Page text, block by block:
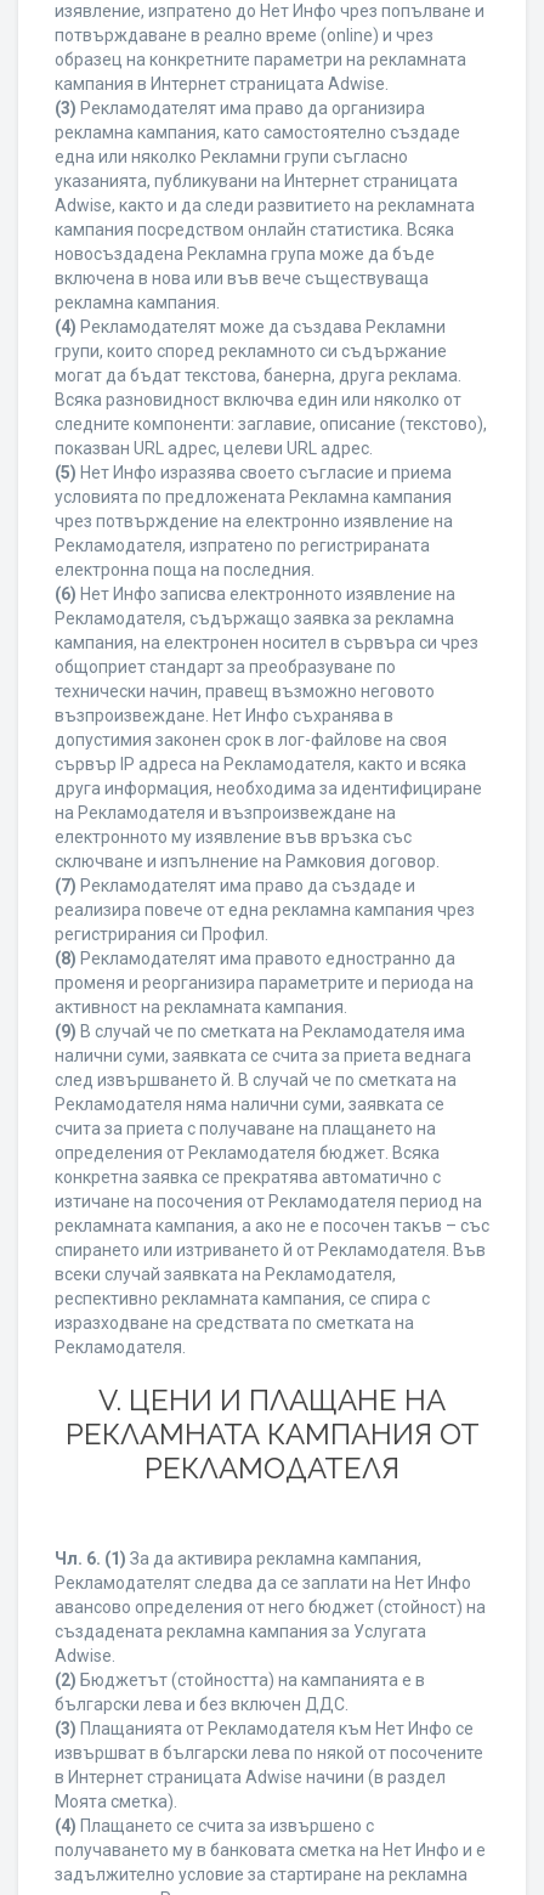
изявление, изпратено до Нет Инфо чрез попълване и
потвърждаване в реално време (online) и чрез
образец на конкретните параметри на рекламната
кампания в Интернет страницата Adwise.
(3) Рекламодателят има право да организира
рекламна кампания, като самостоятелно създаде
една или няколко Рекламни групи съгласно
указанията, публикувани на Интернет страницата
Adwise, както и да следи развитието на рекламната
кампания посредством онлайн статистика. Всяка
новосъздадена Рекламна група може да бъде
включена в нова или във вече съществуваща
рекламна кампания.
(4) Рекламодателят може да създава Рекламни
групи, които според рекламното си съдържание
могат да бъдат текстова, банерна, друга реклама.
Всяка разновидност включва един или няколко от
следните компоненти: заглавие, описание (текстово),
показван URL адрес, целеви URL адрес.
(5) Нет Инфо изразява своето съгласие и приема
условията по предложената Рекламна кампания
чрез потвърждение на електронно изявление на
Рекламодателя, изпратено по регистрираната
електронна поща на последния.
(6) Нет Инфо записва електронното изявление на
Рекламодателя, съдържащо заявка за рекламна
кампания, на електронен носител в сървъра си чрез
общоприет стандарт за преобразуване по
технически начин, правещ възможно неговото
възпроизвеждане. Нет Инфо съхранява в
допустимия законен срок в лог-файлове на своя
сървър IP адреса на Рекламодателя, както и всяка
друга информация, необходима за идентифициране
на Рекламодателя и възпроизвеждане на
електронното му изявление във връзка със
сключване и изпълнение на Рамковия договор.
(7) Рекламодателят има право да създаде и
реализира повече от една рекламна кампания чрез
регистрирания си Профил.
(8) Рекламодателят има правото едностранно да
променя и реорганизира параметрите и периода на
активност на рекламната кампания.
(9) В случай че по сметката на Рекламодателя има
налични суми, заявката се счита за приета веднага
след извършването й. В случай че по сметката на
Рекламодателя няма налични суми, заявката се
счита за приета с получаване на плащането на
определения от Рекламодателя бюджет. Всяка
конкретна заявка се прекратява автоматично с
изтичане на посочения от Рекламодателя период на
рекламната кампания, а ако не е посочен такъв – със
спирането или изтриването й от Рекламодателя. Във
всеки случай заявката на Рекламодателя,
респективно рекламната кампания, се спира с
изразходване на средствата по сметката на
Рекламодателя.
V. ЦЕНИ И ПЛАЩАНЕ НА
РЕКЛАМНАТА КАМПАНИЯ ОТ
РЕКЛАМОДАТЕЛЯ
Чл. 6. (1) За да активира рекламна кампания,
Рекламодателят следва да се заплати на Нет Инфо
авансово определения от него бюджет (стойност) на
създадената рекламна кампания за Услугата
Adwise.
(2) Бюджетът (стойността) на кампанията е в
български лева и без включен ДДС.
(3) Плащанията от Рекламодателя към Нет Инфо се
извършват в български лева по някой от посочените
в Интернет страницата Adwise начини (в раздел
Моята сметка).
(4) Плащането се счита за извършено с
получаването му в банковата сметка на Нет Инфо и е
задължително условие за стартиране на рекламна